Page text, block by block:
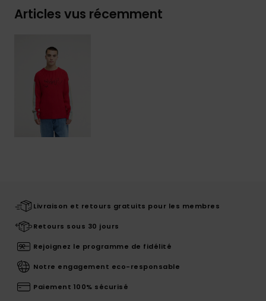
Articles vus récemment
Livraison et retours gratuits pour les membres
Retours sous 30 jours
Rejoignez le programme de fidélité
Notre engagement eco-responsable
Paiement 100% sécurisé